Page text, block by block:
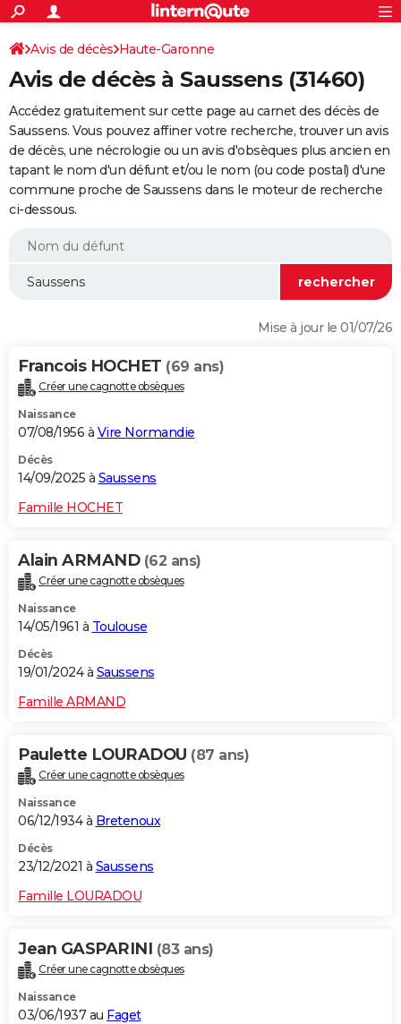
ACTUALITÉS
Politique
Société
Faits Divers
Education
Monde
Villes
+
SPORT
Coupe du monde 2026
Football
Tennis
Cyclisme
Rugby
Forum
Programme TV
TNT
Streaming
Cinéma
Sorties cinéma
Musique
+
FINANCE
Retraite
Epargne
Immobilier
Risques naturels par ville
Assurance
AUTO
Essais
Réserver un essai
Citadines
Berlines
SUV
Forum auto
+HIGH-TECH
BRICOLAGE
WEEK-END
Alimentation
Guide de la santé
Maladies
Médicaments
Sommeil
VOYAGE
Destinations
City break
Voyage nature
Voyage de noces
Forum
Climat
+PHOTO
GUIDES D'ACHAT
Carte de Noël
Carte Bonne année
Carte Saint-Valentin
Carte Pâques
Carte d'anniversaire
DICTIONNAIRE
Dictionnaire
Biographies
Citations
Expressions
Proverbes
PROGRAMME TV
S'inscrire
Se connecter
Lycées
Collèges
Primaires
Universités
Entreprises
Service militaire
Avis de recherche
AVIS DE DÉCÈS
FORUM
Bricolage
Lifestyle
Culture
Television
Voyage
Connexion
Avis de décès Haute-Garonne
Avis de décès à Saussens (31460)
Accédez gratuitement sur cette page au carnet des décès de
Saussens. Vous pouvez affiner votre recherche, trouver un avis
de décès, une nécrologie ou un avis d'obsèques plus ancien en
tapant le nom d'un défunt et/ou le nom (ou code postal) d'une
commune proche de Saussens dans le moteur de recherche
ci-dessous.
Mise à jour le 01/07/26
Francois HOCHET (69 ans)
Créer une cagnotte obsèques
Naissance
07/08/1956 à Vire Normandie
Décès
14/09/2025 à Saussens
Famille HOCHET
Alain ARMAND (62 ans)
Créer une cagnotte obsèques
Naissance
14/05/1961 à Toulouse
Décès
19/01/2024 à Saussens
Famille ARMAND
Paulette LOURADOU (87 ans)
Créer une cagnotte obsèques
Naissance
06/12/1934 à Bretenoux
Décès
23/12/2021 à Saussens
Famille LOURADOU
Jean GASPARINI (83 ans)
Créer une cagnotte obsèques
Naissance
03/06/1937 au Faget